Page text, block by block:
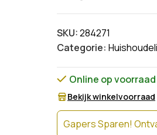
SKU:284271
Categorie:
Online op voorraad
Bekijk winkelvoorraad
Gapers Sparen!